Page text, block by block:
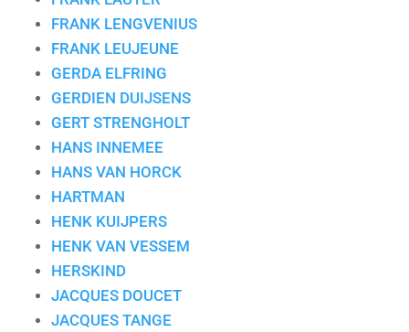
FRANK LENGVENIUS
FRANK LEUJEUNE
GERDA ELFRING
GERDIEN DUIJSENS
GERT STRENGHOLT
HANS INNEMEE
HANS VAN HORCK
HARTMAN
HENK KUIJPERS
HENK VAN VESSEM
HERSKIND
JACQUES DOUCET
JACQUES TANGE